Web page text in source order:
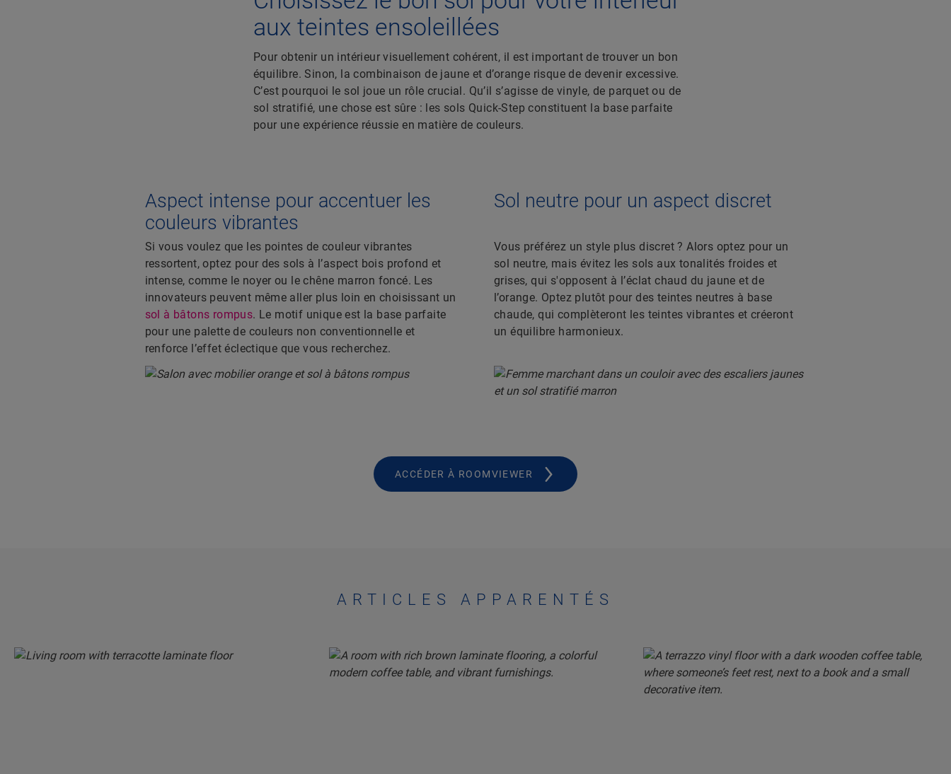
aux teintes ensoleillées
Pour obtenir un intérieur visuellement cohérent, il est important de trouver un bon
équilibre. Sinon, la combinaison de jaune et d’orange risque de devenir excessive.
C’est pourquoi le sol joue un rôle crucial. Qu’il s’agisse de vinyle, de parquet ou de
sol stratifié, une chose est sûre : les sols Quick-Step constituent la base parfaite
pour une expérience réussie en matière de couleurs.
Aspect intense pour accentuer les
couleurs vibrantes
Si vous voulez que les pointes de couleur vibrantes
ressortent, optez pour des sols à l’aspect bois profond et
intense, comme le noyer ou le chêne marron foncé. Les
innovateurs peuvent même aller plus loin en choisissant un
sol à bâtons rompus. Le motif unique est la base parfaite
pour une palette de couleurs non conventionnelle et
renforce l’effet éclectique que vous recherchez.
Sol neutre pour un aspect discret
Vous préférez un style plus discret ? Alors optez pour un
sol neutre, mais évitez les sols aux tonalités froides et
grises, qui s'opposent à l’éclat chaud du jaune et de
l’orange. Optez plutôt pour des teintes neutres à base
chaude, qui complèteront les teintes vibrantes et créeront
un équilibre harmonieux.
ACCÉDER À ROOMVIEWER
ARTICLES APPARENTÉS